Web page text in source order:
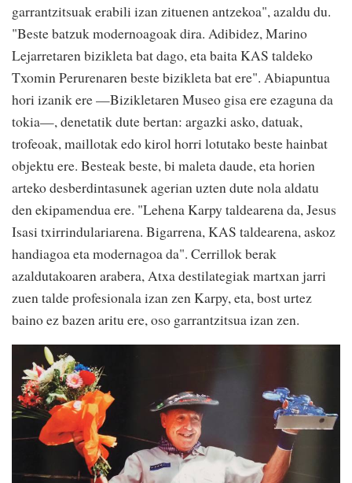
garrantzitsuak erabili izan zituenen antzekoa", azaldu du.
"Beste batzuk modernoagoak dira. Adibidez, Marino
Lejarretaren bizikleta bat dago, eta baita KAS taldeko
Txomin Perurenaren beste bizikleta bat ere". Abiapuntua
hori izanik ere —Bizikletaren Museo gisa ere ezaguna da
tokia—, denetatik dute bertan: argazki asko, datuak,
trofeoak, maillotak edo kirol horri lotutako beste hainbat
objektu ere. Besteak beste, bi maleta daude, eta horien
arteko desberdintasunek agerian uzten dute nola aldatu
den ekipamendua ere. "Lehena Karpy taldearena da, Jesus
Isasi txirrindulariarena. Bigarrena, KAS taldearena, askoz
handiagoa eta modernagoa da". Cerrillok berak
azaldutakoaren arabera, Atxa destilategiak martxan jarri
zuen talde profesionala izan zen Karpy, eta, bost urtez
baino ez bazen aritu ere, oso garrantzitsua izan zen.